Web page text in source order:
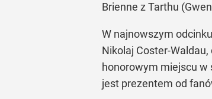
Brienne z Tarthu
W najnowszym
Nikolaj Coster-Waldau,
honorowym miejscu w
jest prezentem od